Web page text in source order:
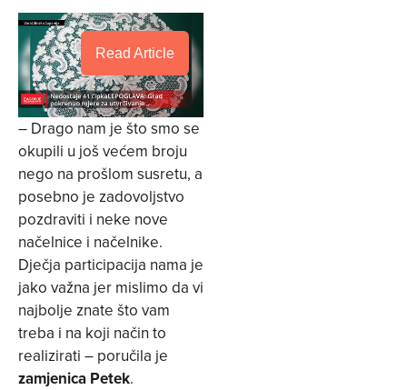
Read Article
– Drago nam je što smo se
okupili u još većem broju
nego na prošlom susretu, a
posebno je zadovoljstvo
pozdraviti i neke nove
načelnice i načelnike.
Dječja participacija nama je
jako važna jer mislimo da vi
najbolje znate što vam
treba i na koji način to
realizirati – poručila je
zamjenica Petek.